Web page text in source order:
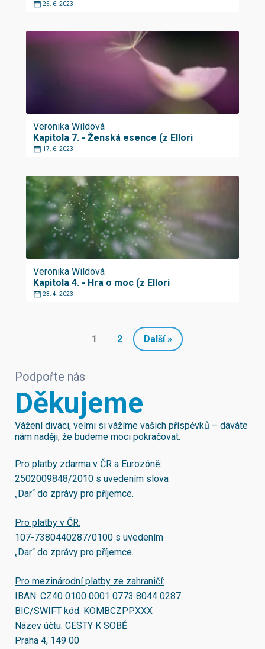
25. 6. 2023
Veronika Wildová
Kapitola 7. - Ženská esence (z Ellori
17. 6. 2023
Veronika Wildová
Kapitola 4. - Hra o moc (z Ellori
23. 4. 2023
1 2 Další »
Podpořte nás
Děkujeme
Vážení diváci, velmi si vážíme vašich příspěvků – dáváte
nám naději, že budeme moci pokračovat.
Pro platby zdarma v ČR a Eurozóně:
2502009848/2010 s uvedením slova
„Dar“ do zprávy pro příjemce.
Pro platby v ČR:
107-7380440287/0100 s uvedením
„Dar“ do zprávy pro příjemce.
Pro mezinárodní platby ze zahraničí:
IBAN: CZ40 0100 0001 0773 8044 0287
BIC/SWIFT kód: KOMBCZPPXXX
Název účtu: CESTY K SOBĚ
Praha 4, 149 00